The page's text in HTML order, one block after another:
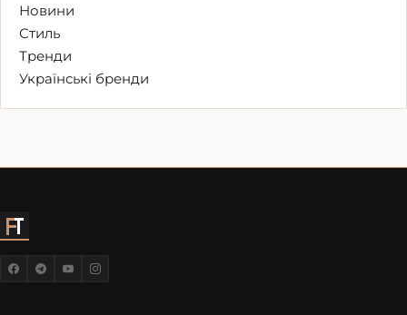
Новини
Стиль
Тренди
Українські бренди